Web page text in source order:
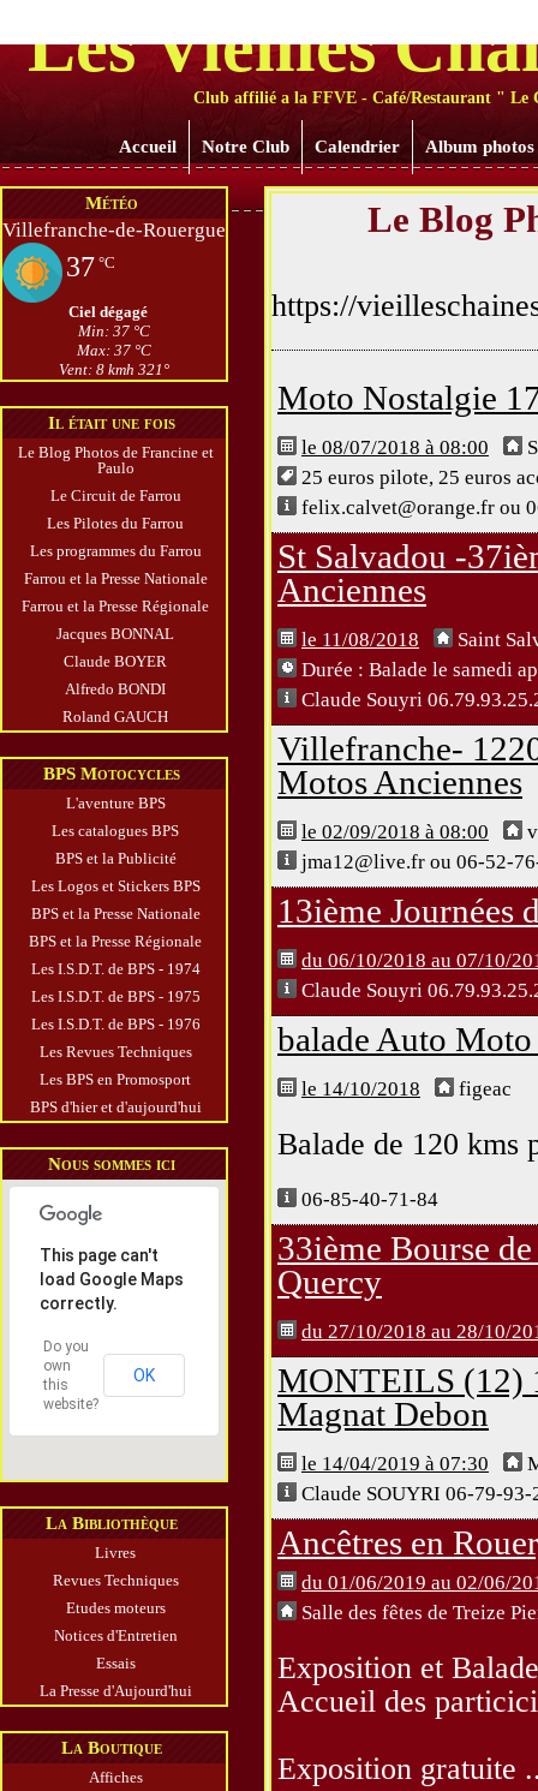
Les Vieilles
Club affilié a la FFVE - Café/Restaurant " Le
Accueil Notre Club Calendrier Album photos
Météo
Villefranche-de-Rouergue
37 °C
Ciel dégagé
Min: 37 °C
Max: 37 °C
Vent: 8 kmh 321°
Il était une fois
Le Blog Photos de Francine et
Paulo
Le Circuit de Farrou
Les Pilotes du Farrou
Les programmes du Farrou
Farrou et la Presse Nationale
Farrou et la Presse Régionale
Jacques BONNAL
Claude BOYER
Alfredo BONDI
Roland GAUCH
BPS Motocycles
L'aventure BPS
Les catalogues BPS
BPS et la Publicité
Les Logos et Stickers BPS
BPS et la Presse Nationale
BPS et la Presse Régionale
Les I.S.D.T. de BPS - 1974
Les I.S.D.T. de BPS - 1975
Les I.S.D.T. de BPS - 1976
Les Revues Techniques
Les BPS en Promosport
BPS d'hier et d'aujourd'hui
Nous sommes ici
This page can't
load Google Maps
correctly.
Do you
own
this
website?
OK
La Bibliothèque
Livres
Revues Techniques
Etudes moteurs
Notices d'Entretien
Essais
La Presse d'Aujourd'hui
La Boutique
Affiches
Le Blog
https://
Moto Nostalgie
le 08/07/2018 à 08:00
25 euros pilote, 25 euros
felix.calvet@orange.fr ou
St Salvadou -
Anciennes
le 11/08/2018
Saint
Durée : Balade le samedi
Claude Souyri
Villefranche-
Motos Anciennes
le 02/09/2018 à 08:00
jma12@live.fr ou 06-52-
13ième Journées
du 06/10/2018 au 07/10/
Claude Souyri
balade Auto
le 14/10/2018 figeac
Balade de 120 kms
06-85-40-71-84
33ième Bourse
Quercy
du 27/10/2018 au 28/10/
MONTEILS (12)
Magnat Debon
le 14/04/2019 à 07:30
Claude SOUYRI 06-79-93-
Ancêtres en
du 01/06/2019 au 02/06/
Salle des fêtes de Treize
Exposition et
Accueil des
Exposition gratuite